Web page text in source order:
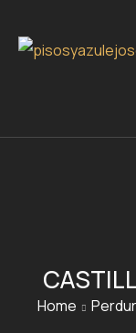
Home